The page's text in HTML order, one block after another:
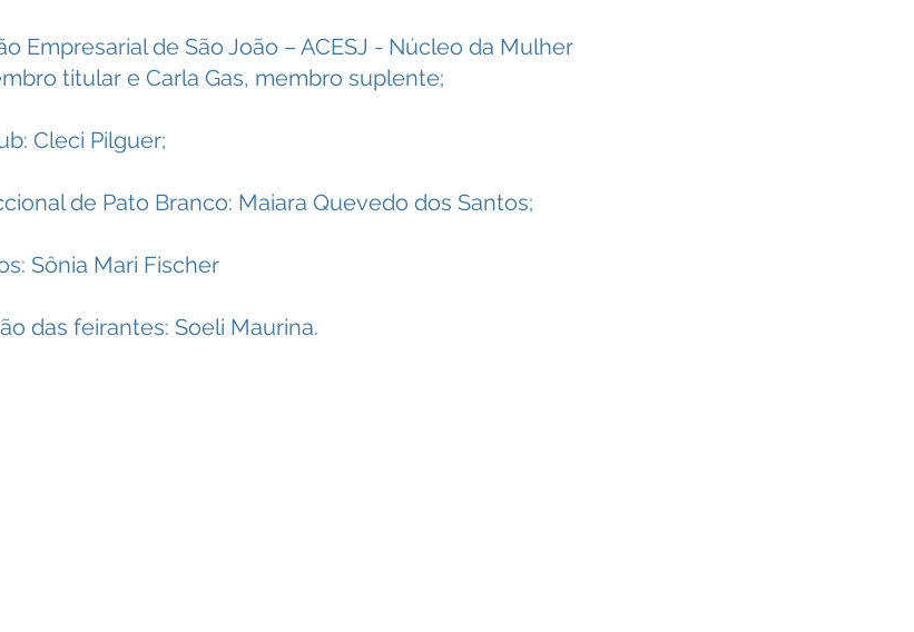
Empresarial de São João – ACESJ - Núcleo da Mulher
titular e Carla Gas, membro suplente;
Cleci Pilguer;
de Pato Branco: Maiara Quevedo dos Santos;
Sônia Mari Fischer
das feirantes: Soeli Maurina.